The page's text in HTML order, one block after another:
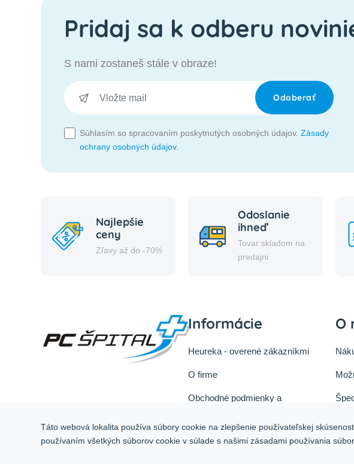
Pridaj sa k odberu
S nami zostaneš stále v obraze!
Odoberať
Súhlasím so spracovaním poskytnutých osobných údajov. Zásady
ochrany osobných údajov.
Najlepšie
ceny
Zľavy až do -70%
Odoslanie
ihneď
Tovar skladom na
predajni
Informácie
Heureka - overené zákazníkmi
O firme
Obchodné podmienky a
Odstúpiť od zmluvy tu
O
Táto webová lokalita používa súbory cookie na zlepšenie používateľskej
používaním všetkých súborov cookie v súlade s našimi zásadami používania